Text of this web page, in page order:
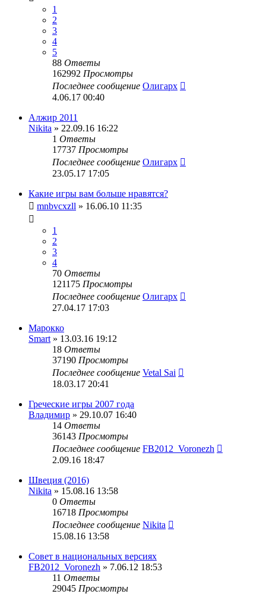
1
2
3
4
5
88 Ответы
162992 Просмотры
Последнее сообщение Олигарх
4.06.17 00:40
Алжир 2011
Nikita » 22.09.16 16:22
1 Ответы
17737 Просмотры
Последнее сообщение Олигарх
23.05.17 17:05
Какие игры вам больше нравятся?
mnbvcxzll » 16.06.10 11:35
1
2
3
4
70 Ответы
121175 Просмотры
Последнее сообщение Олигарх
27.04.17 17:03
Марокко
Smart » 13.03.16 19:12
18 Ответы
37190 Просмотры
Последнее сообщение Vetal Sai
18.03.17 20:41
Греческие игры 2007 года
Владимир » 29.10.07 16:40
14 Ответы
36143 Просмотры
Последнее сообщение FB2012_Voronezh
2.09.16 18:47
Швеция (2016)
Nikita » 15.08.16 13:58
0 Ответы
16718 Просмотры
Последнее сообщение Nikita
15.08.16 13:58
Совет в национальных версиях
FB2012_Voronezh » 7.06.12 18:53
11 Ответы
29045 Просмотры